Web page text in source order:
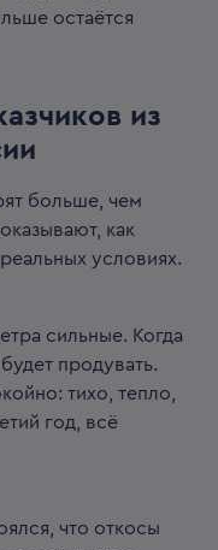
остаётся
из
больше, чем
как
условиях.
сильные. Когда
продувать.
тихо, тепло,
год, всё
что откосы